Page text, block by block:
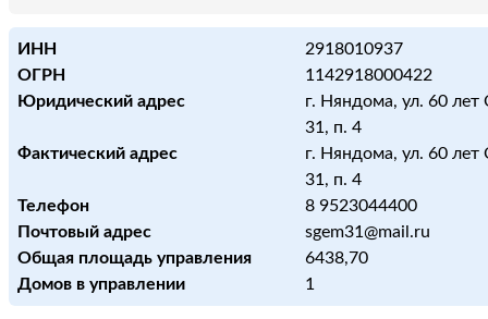
ИНН
2918010937
ОГРН
1142918000422
Юридический адрес
г. Няндома, ул. 60 лет
31, п. 4
Фактический адрес
г. Няндома, ул. 60 лет
31, п. 4
Телефон
8 9523044400
Почтовый адрес
sgem31@mail.ru
Общая площадь управления
6438,70
Домов в управлении
1